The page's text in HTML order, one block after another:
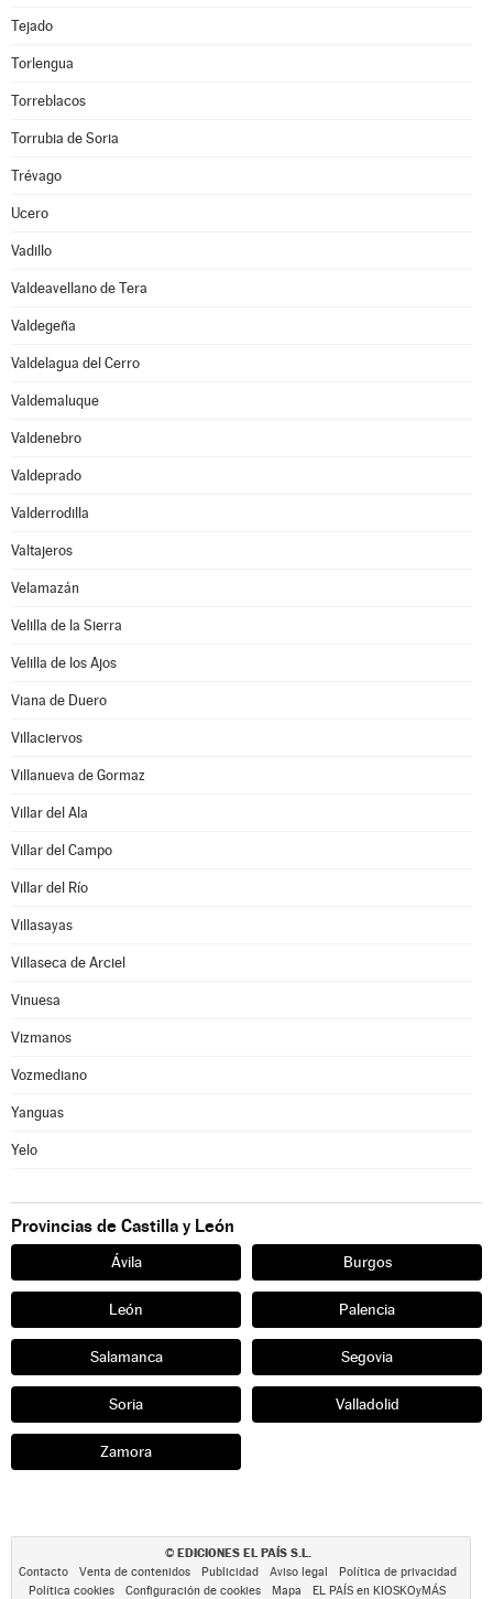
Tejado
Torlengua
Torreblacos
Torrubia de Soria
Trévago
Ucero
Vadillo
Valdeavellano de Tera
Valdegeña
Valdelagua del Cerro
Valdemaluque
Valdenebro
Valdeprado
Valderrodilla
Valtajeros
Velamazán
Velilla de la Sierra
Velilla de los Ajos
Viana de Duero
Villaciervos
Villanueva de Gormaz
Villar del Ala
Villar del Campo
Villar del Río
Villasayas
Villaseca de Arciel
Vinuesa
Vizmanos
Vozmediano
Yanguas
Yelo
Provincias de Castilla y León
Ávila Burgos
León Palencia
Salamanca Segovia
Soria Valladolid
Zamora
© EDICIONES EL PAÍS S.L.
Contacto Venta de contenidos Publicidad Aviso legal
Política de privacidad
Política cookies
Configuración de cookies Mapa EL PAÍS en KIOSKOyMÁS